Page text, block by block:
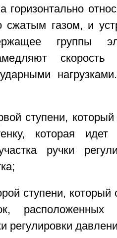
горизонтально
сжатым газом, и
группы
скорость
ступени,
которая идет
ручки
ступени,
расположенных
регулировки